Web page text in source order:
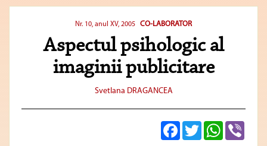
Nr. 10, anul XV, 2005 CO-LABORATOR
Aspectul psihologic al
imaginii publicitare
Svetlana DRAGANCEA
FacebookTwitterWhatsApp